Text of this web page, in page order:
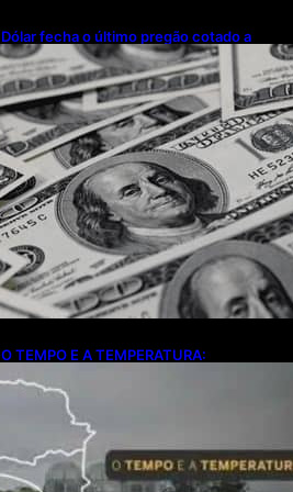
Dólar fecha o último pregão cotado a
R$ 5,08
O TEMPO E A TEMPERATURA:
Região Sul neste sábado (8)